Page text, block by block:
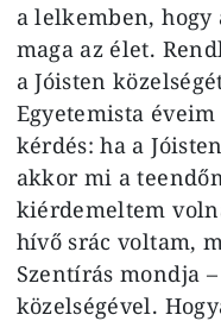
a lelkemben,
maga az élet.
a Jóisten
Egyetemista
kérdés: ha a
akkor mi a
kiérdemeltem
hívő srác voltam,
Szentírás mondja
közelségével.